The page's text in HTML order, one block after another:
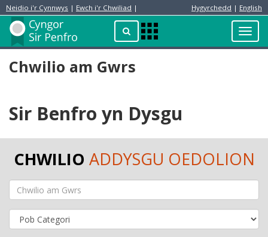
Neidio i'r Cynnwys | Ewch i'r Chwiliad | Hygyrchedd | English
ChwilioApps
Menu
Preswylydd
Chwilio am Gwrs
Sir Benfro yn Dysgu
CHWILIO ADDYSGU OEDOLION